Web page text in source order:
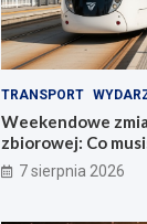
TRANSPORT
Weekendowe
zbiorowej: Co
7 sierpnia 2026